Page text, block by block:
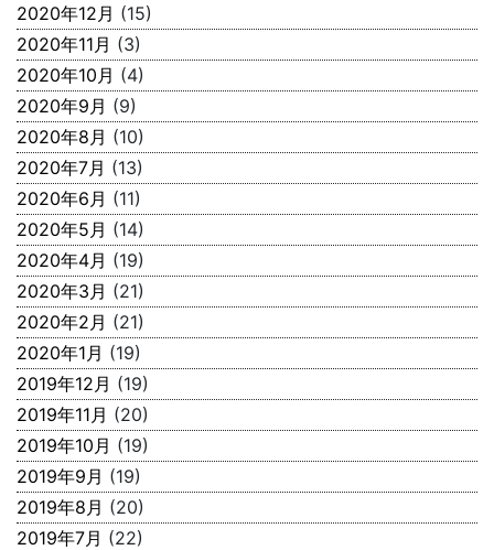
2020年12月 (15)
2020年11月 (3)
2020年10月 (4)
2020年9月 (9)
2020年8月 (10)
2020年7月 (13)
2020年6月 (11)
2020年5月 (14)
2020年4月 (19)
2020年3月 (21)
2020年2月 (21)
2020年1月 (19)
2019年12月 (19)
2019年11月 (20)
2019年10月 (19)
2019年9月 (19)
2019年8月 (20)
2019年7月 (22)